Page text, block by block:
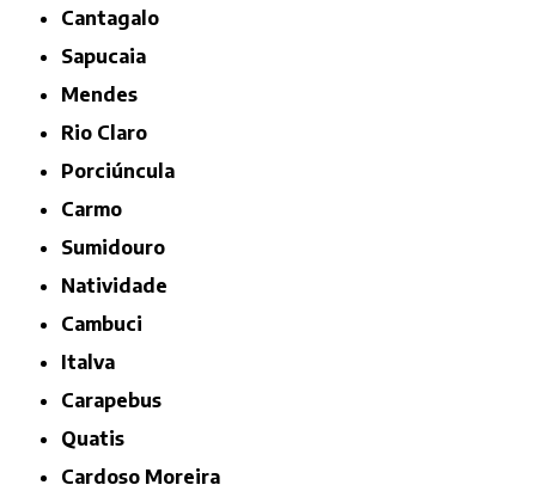
Cantagalo
Sapucaia
Mendes
Rio Claro
Porciúncula
Carmo
Sumidouro
Natividade
Cambuci
Italva
Carapebus
Quatis
Cardoso Moreira